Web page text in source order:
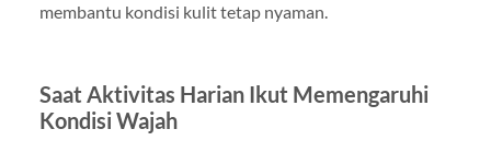
membantu kondisi kulit tetap nyaman.
Saat Aktivitas Harian Ikut Memengaruhi
Kondisi Wajah